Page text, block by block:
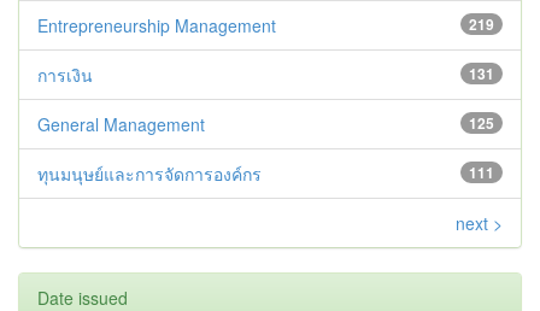
219
Entrepreneurship Management
131
การเงิน
125
General Management
111
ทุนมนุษย์และการจัดการองค์กร
next >
Date issued